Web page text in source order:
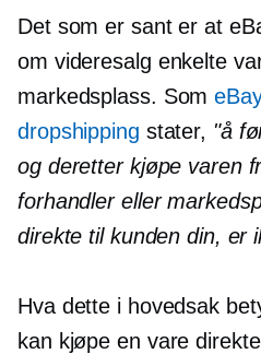
Det som er sant er at
om videresalg enkelte
markedsplass. Som
dropshipping stater, "å
og deretter kjøpe varen
forhandler eller
direkte til kunden din, er
Hva dette i hovedsak
kan kjøpe en vare